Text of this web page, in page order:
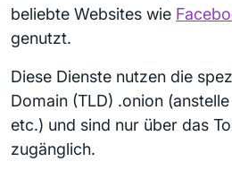
beliebte Websites wie
genutzt.
Diese Dienste nutzen die
Domain (TLD) .onion
etc.) und sind nur über das
zugänglich.